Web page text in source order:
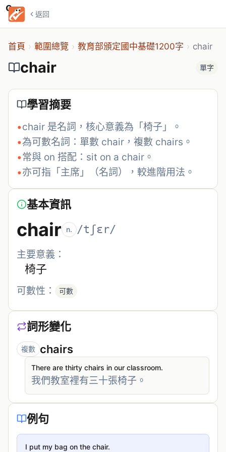
返回
chair
首頁 › 範圍總覽 › 教育部頒定國中基礎1200字 › chair
chair 單字
學習摘要
•chair 是名詞，核心意義為「椅子」。
•為可數名詞：單數 chair，複數 chairs。
•常與 on 搭配：sit on a chair。
•亦可指「主席」（名詞），較進階用法。
基本資訊
chair n. /tʃɛr/
主要意義：
椅子
可數性： 可數
詞形變化
複數 chairs
There are thirty chairs in our classroom.
我們教室裡有三十張椅子。
例句
I put my bag on the chair.